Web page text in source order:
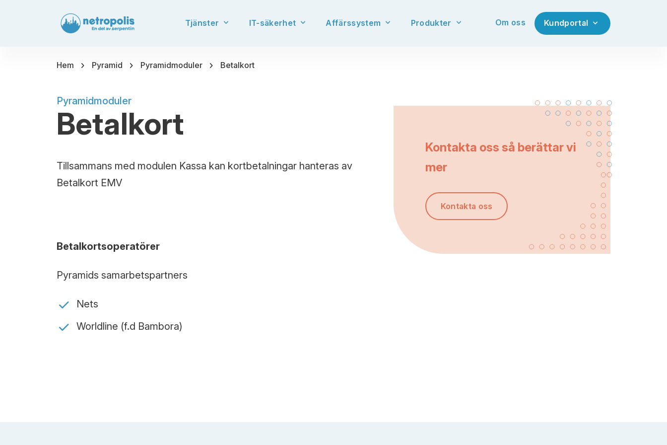
Tjänster IT-säkerhet Affärssystem Produkter Om oss Kundportal
Hem chevron_right Pyramid chevron_right Pyramidmoduler chevron_right Betalkort
Pyramidmoduler
Betalkort
Tillsammans med modulen Kassa kan kortbetalningar hanteras av
Betalkort EMV
Betalkortsoperatörer
Pyramids samarbetspartners
Nets
Worldline (f.d Bambora)
Kontakta oss så berättar vi
mer
Kontakta oss